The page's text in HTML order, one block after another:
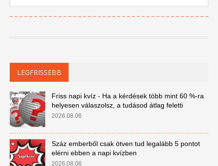
LEGFRISSEBB
Friss napi kvíz - Ha a kérdések több mint 60 %-ra
helyesen válaszolsz, a tudásod átlag feletti
2026.08.06
Száz emberből csak ötven tud legalább 5 pontot
elérni ebben a napi kvízben
2026.08.06